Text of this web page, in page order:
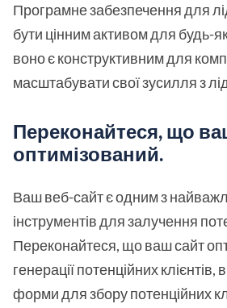
Програмне забезпечення для
бути цінним активом для будь-
воно є конструктивним для
масштабувати свої зусилля з
Переконайтеся, що
оптимізований.
Ваш веб-сайт є одним з
інструментів для залучення
Переконайтеся, що ваш сайт
генерації потенційних
форми для збору потенційних